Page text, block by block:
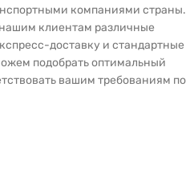
компаниями страны.
клиентам различные
доставку и стандартные
подобрать оптимальный
вашим требованиям по